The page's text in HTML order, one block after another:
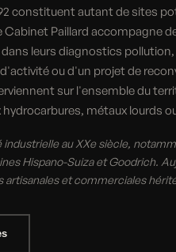
constituent autant de sites
Paillard accompagne
leurs diagnostics
ou d'un projet de
sur l'ensemble du
métaux lourds
au XXe siècle,
Hispano-Suiza et Goodrich.
et commerciales